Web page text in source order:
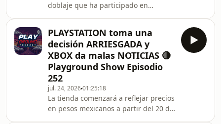
doblaje que ha participado en
recientemente, en el doblaje de Halo:
Combat Evolved, nos acompañará
para hablar sobre la experiencia de
dar voz a uno de los videojuegos más
memorables de todos los tiempos.
#xbox #playstation
#halocampaignevolved #doblaje
PLAYSTATION toma una
decisión ARRIESGADA y
XBOX da malas NOTICIAS 🔴
Playground Show Episodio
252
jul. 24, 202601:25:18
La tienda comenzará a reflejar precios
en pesos mexicanos a partir del 20 de